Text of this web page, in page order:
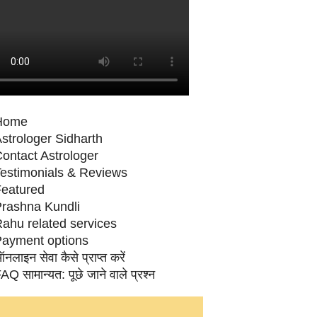
Sidharth
Astrologer
& Reviews
Kundli
related services
options
सेवा कैसे प्राप्‍त करें
सामान्‍यत: पूछे जाने वाले प्रश्‍न